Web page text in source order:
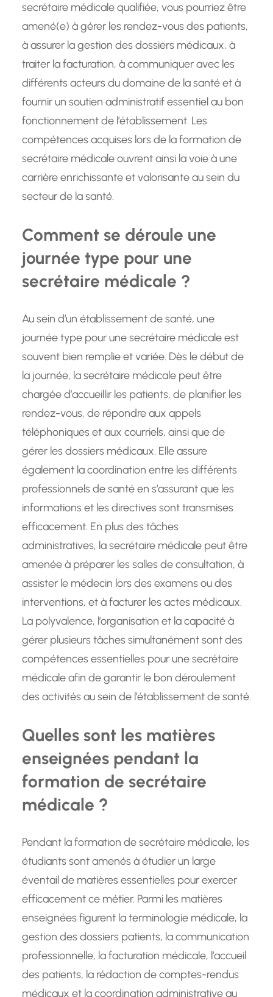
secrétaire médicale qualifiée, vous pourriez être
amené(e) à gérer les rendez-vous des patients,
à assurer la gestion des dossiers médicaux, à
traiter la facturation, à communiquer avec les
différents acteurs du domaine de la santé et à
fournir un soutien administratif essentiel au bon
fonctionnement de l’établissement. Les
compétences acquises lors de la formation de
secrétaire médicale ouvrent ainsi la voie à une
carrière enrichissante et valorisante au sein du
secteur de la santé.
Comment se déroule une
journée type pour une
secrétaire médicale ?
Au sein d’un établissement de santé, une
journée type pour une secrétaire médicale est
souvent bien remplie et variée. Dès le début de
la journée, la secrétaire médicale peut être
chargée d’accueillir les patients, de planifier les
rendez-vous, de répondre aux appels
téléphoniques et aux courriels, ainsi que de
gérer les dossiers médicaux. Elle assure
également la coordination entre les différents
professionnels de santé en s’assurant que les
informations et les directives sont transmises
efficacement. En plus des tâches
administratives, la secrétaire médicale peut être
amenée à préparer les salles de consultation, à
assister le médecin lors des examens ou des
interventions, et à facturer les actes médicaux.
La polyvalence, l’organisation et la capacité à
gérer plusieurs tâches simultanément sont des
compétences essentielles pour une secrétaire
médicale afin de garantir le bon déroulement
des activités au sein de l’établissement de santé.
Quelles sont les matières
enseignées pendant la
formation de secrétaire
médicale ?
Pendant la formation de secrétaire médicale, les
étudiants sont amenés à étudier un large
éventail de matières essentielles pour exercer
efficacement ce métier. Parmi les matières
enseignées figurent la terminologie médicale, la
gestion des dossiers patients, la communication
professionnelle, la facturation médicale, l’accueil
des patients, la rédaction de comptes-rendus
médicaux et la coordination administrative au